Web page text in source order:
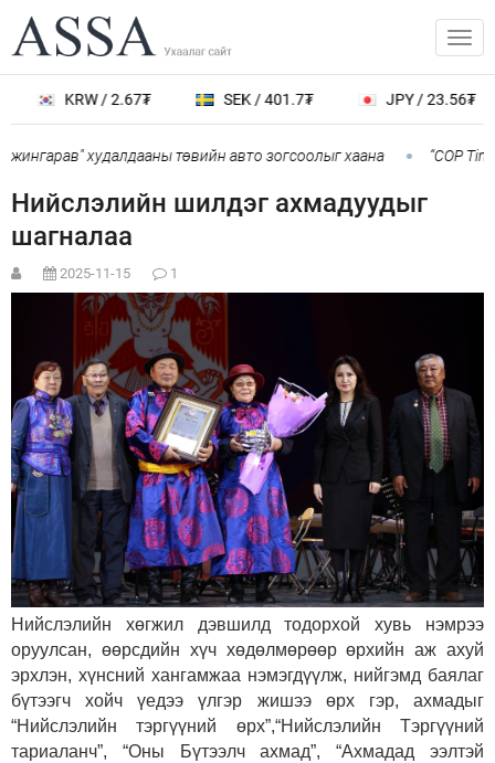
KRW / 2.67₮ SEK / 401.7₮ JPY / 23.56₮
худалдааны төвийн авто зогсоолыг хаана “COP
Нийслэлийн шилдэг ахмадуудыг
шагналаа
2025-11-15 1
Нийслэлийн хөгжил дэвшилд тодорхой хувь нэмрээ
оруулсан, өөрсдийн хүч хөдөлмөрөөр өрхийн аж ахуй
эрхлэн, хүнсний хангамжаа нэмэгдүүлж, нийгэмд баялаг
бүтээгч хойч үедээ үлгэр жишээ өрх гэр, ахмадыг
“Нийслэлийн тэргүүний өрх”,“Нийслэлийн Тэргүүний
тариаланч”, “Оны Бүтээлч ахмад”, “Ахмадад ээлтэй